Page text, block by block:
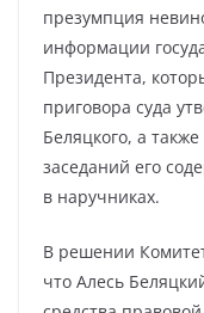
презумпция
информации
Президента,
приговора суда
Беляцкого, а
заседаний его
в наручниках.
В решении
что Алесь